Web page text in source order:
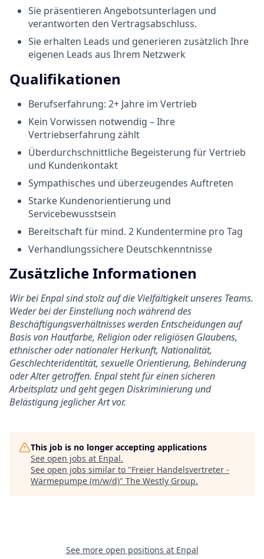
Sie präsentieren Angebotsunterlagen und
verantworten den Vertragsabschluss.
Sie erhalten Leads und generieren zusätzlich Ihre
eigenen Leads aus Ihrem Netzwerk
Qualifikationen
Berufserfahrung: 2+ Jahre im Vertrieb
Kein Vorwissen notwendig – Ihre
Vertriebserfahrung zählt
Überdurchschnittliche Begeisterung für Vertrieb
und Kundenkontakt
Sympathisches und überzeugendes Auftreten
Starke Kundenorientierung und
Servicebewusstsein
Bereitschaft für mind. 2 Kundentermine pro Tag
Verhandlungssichere Deutschkenntnisse
Zusätzliche Informationen
Wir bei Enpal sind stolz auf die Vielfältigkeit unseres Teams.
Weder bei der Einstellung noch während des
Beschäftigungsverhältnisses werden Entscheidungen auf
Basis von Hautfarbe, Religion oder religiösen Glaubens,
ethnischer oder nationaler Herkunft, Nationalität,
Geschlechteridentität, sexuelle Orientierung, Behinderung
oder Alter getroffen. Enpal steht für einen sicheren
Arbeitsplatz und geht gegen Diskriminierung und
Belästigung jeglicher Art vor.
This job is no longer accepting applications
See open jobs at Enpal.
See open jobs similar to "Freier Handelsvertreter -
Wärmepumpe (m/w/d)" The Westly Group.
See more open positions at Enpal